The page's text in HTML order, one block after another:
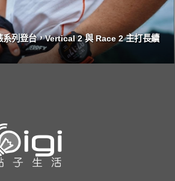
列登台，Vertical 2 與 Race 2 主打長續